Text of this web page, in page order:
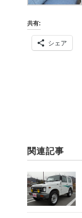
共有:
シェア
関連記事